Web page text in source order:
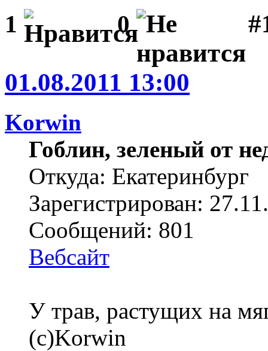
1 0
01.08.2011 13:00
Korwin
Гоблин, зеленый от
Откуда: Екатеринбург
Зарегистрирован:
Сообщений: 801
Вебсайт
У трав, растущих на
(с)Korwin